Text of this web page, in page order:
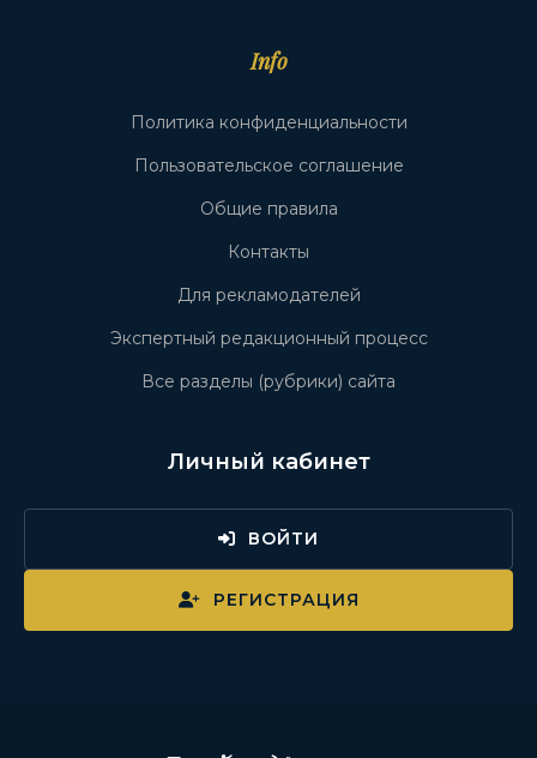
Info
Политика конфиденциальности
Пользовательское соглашение
Общие правила
Контакты
Для рекламодателей
Экспертный редакционный процесс
Все разделы (рубрики) сайта
Личный кабинет
ВОЙТИ
РЕГИСТРАЦИЯ